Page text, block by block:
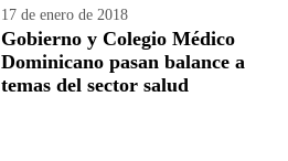
17 de enero de 2018
Gobierno y Colegio Médico
Dominicano pasan balance a
temas del sector salud